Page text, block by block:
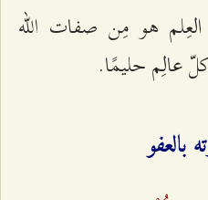
هو مِن صفات الله
كلّ عالِم حليمًا.
بالعفو